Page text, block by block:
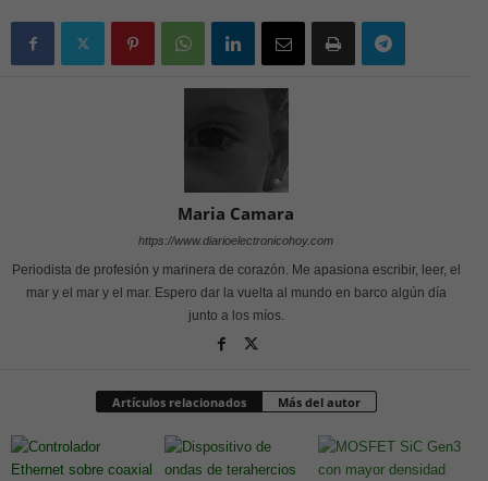
Maria Camara
https://www.diarioelectronicohoy.com
Periodista de profesión y marinera de corazón. Me apasiona escribir, leer, el
mar y el mar y el mar. Espero dar la vuelta al mundo en barco algún día
junto a los míos.
Artículos relacionados Más del autor